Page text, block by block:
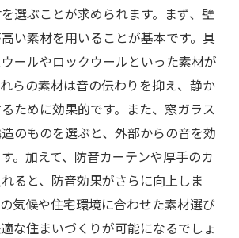
リフォーム大阪府での成功事例
から学ぶ防音リフォームの秘訣
の防音リフォーム成功事例の分析
フォーム事例による防音効果の検
めた防音リフォームのケーススタ
実例に学ぶ効果的な防音対策
から導き出すリフォームのポイン
選ぶことが求められます。まず、壁
い素材を用いることが基本です。具
ールやロックウールといった素材が
らの素材は音の伝わりを抑え、静か
ために効果的です。また、窓ガラス
のものを選ぶと、外部からの音を効
。加えて、防音カーテンや厚手のカ
ると、防音効果がさらに向上しま
気候や住宅環境に合わせた素材選び
な住まいづくりが可能になるでしょ